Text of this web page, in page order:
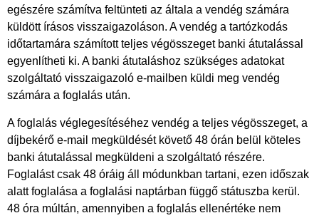
egészére számítva feltünteti az általa a vendég számára
küldött írásos visszaigazoláson. A vendég a tartózkodás
időtartamára számított teljes végösszeget banki átutalással
egyenlítheti ki. A banki átutaláshoz szükséges adatokat
szolgáltató visszaigazoló e-mailben küldi meg vendég
számára a foglalás után.
A foglalás véglegesítéséhez vendég a teljes végösszeget, a
díjbekérő e-mail megküldését követő 48 órán belül köteles
banki átutalással megküldeni a szolgáltató részére.
Foglalást csak 48 óráig áll módunkban tartani, ezen időszak
alatt foglalása a foglalási naptárban függő státuszba kerül.
48 óra múltán, amennyiben a foglalás ellenértéke nem